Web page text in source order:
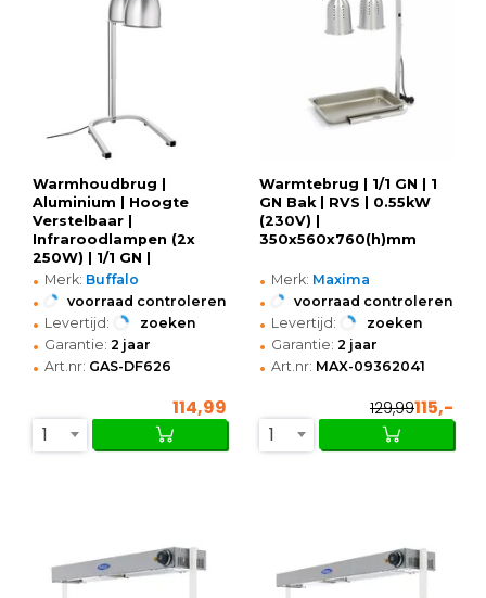
Warmhoudbrug |
Aluminium | Hoogte
Verstelbaar |
Infraroodlampen (2x
250W) | 1/1 GN |
350x430x800(h)mm
• Merk: Buffalo
• voorraad controleren
• Levertijd: zoeken
• Garantie: 2 jaar
• Art.nr: GAS-DF626
114,99
1
Warmtebrug | 1/1 GN | 1
GN Bak | RVS | 0.55kW
(230V) |
350x560x760(h)mm
• Merk: Maxima
• voorraad controleren
• Levertijd: zoeken
• Garantie: 2 jaar
• Art.nr: MAX-09362041
129,99115,-
1